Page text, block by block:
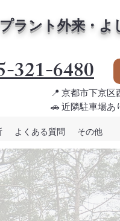
ラント外来・よ
321-6480
📍 京都市下京区
🚗 近隣駐車場あ
よくある質問 その他